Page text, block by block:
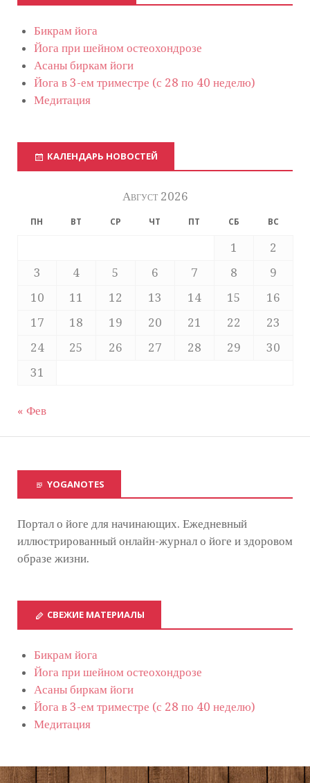
Бикрам йога
Йога при шейном остеохондрозе
Асаны биркам йоги
Йога в 3-ем триместре (с 28 по 40 неделю)
Медитация
КАЛЕНДАРЬ НОВОСТЕЙ
Август 2026
ПН ВТ СР ЧТ ПТ СБ ВС
1
2
3
4 5 6 7 8
9
10
11 12 13 14 15
16
17
18 19 20 21 22
23
24
25 26 27 28 29
30
31
« Фев
YOGANOTES
Портал о йоге для начинающих. Ежедневный
иллюстрированный онлайн-журнал о йоге и здоровом
образе жизни.
СВЕЖИЕ МАТЕРИАЛЫ
Бикрам йога
Йога при шейном остеохондрозе
Асаны биркам йоги
Йога в 3-ем триместре (с 28 по 40 неделю)
Медитация